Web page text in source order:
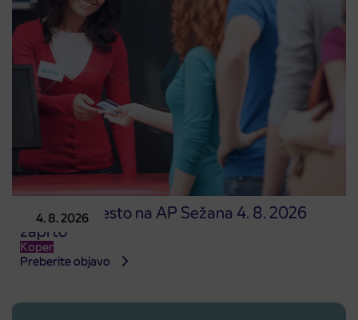
4. 8. 2026
Prodajno mesto na AP Sežana 4. 8. 2026
zaprto
Koper
Preberite objavo